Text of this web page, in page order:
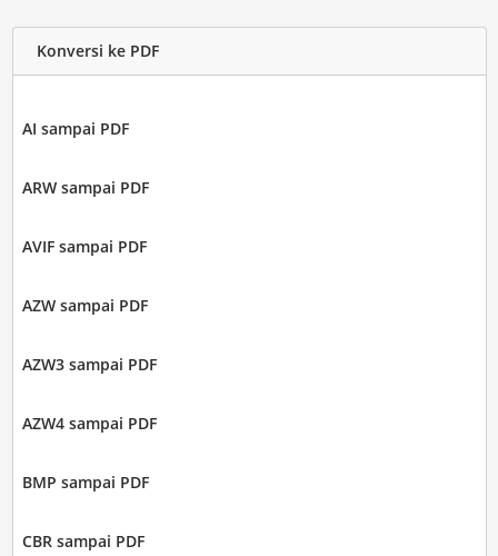
Konversi ke PDF
AI sampai PDF
ARW sampai PDF
AVIF sampai PDF
AZW sampai PDF
AZW3 sampai PDF
AZW4 sampai PDF
BMP sampai PDF
CBR sampai PDF